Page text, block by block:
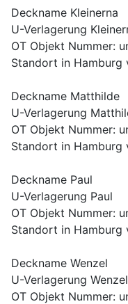
Deckname Kleinerna
U-Verlagerung
OT Objekt Nummer:
Standort in Hamburg
Deckname Matthilde
U-Verlagerung
OT Objekt Nummer:
Standort in Hamburg
Deckname Paul
U-Verlagerung Paul
OT Objekt Nummer:
Standort in Hamburg
Deckname Wenzel
U-Verlagerung Wenzel
OT Objekt Nummer: